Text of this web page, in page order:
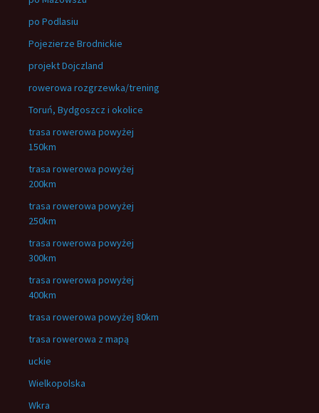
po Podlasiu
Pojezierze Brodnickie
projekt Dojczland
rowerowa rozgrzewka/trening
Toruń, Bydgoszcz i okolice
trasa rowerowa powyżej
150km
trasa rowerowa powyżej
200km
trasa rowerowa powyżej
250km
trasa rowerowa powyżej
300km
trasa rowerowa powyżej
400km
trasa rowerowa powyżej 80km
trasa rowerowa z mapą
uckie
Wielkopolska
Wkra